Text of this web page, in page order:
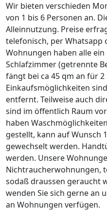
Wir bieten verschieden
von 1 bis 6 Personen an.
Alleinnutzung. Preise
telefonisch, per Whatsapp
Wohnungen haben alle ein
Schlafzimmer (getrennte
fängt bei ca 45 qm an für 2
Einkaufsmöglichkeiten
entfernt. Teilweise auch
sind im öffentlich Raum
haben
gestellt, kann auf Wunsch
gewechselt werden.
werden. Unsere
Nichtraucherwohnungen,
sodaß draussen geraucht
wenden Sie sich gerne an
an Wohnungen verfügen.